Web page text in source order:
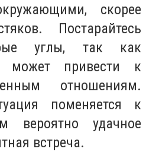
скорее
Постарайтесь
углы, так как
может привести к
отношениям.
поменяется к
вероятно удачное
встреча.